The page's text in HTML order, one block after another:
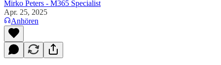
Mirko Peters - M365 Specialist
Apr. 25, 2025
Anhören